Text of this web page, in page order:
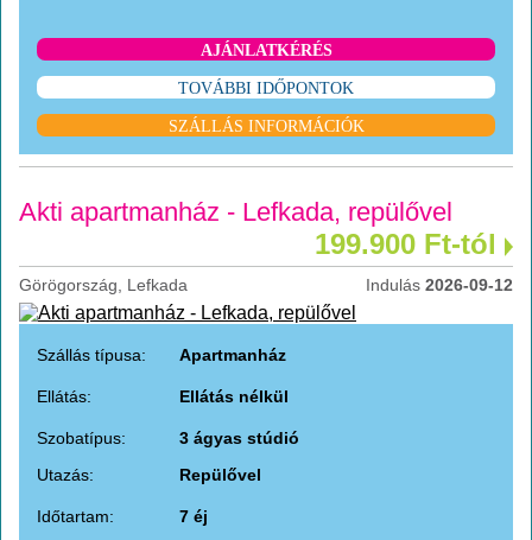
AJÁNLATKÉRÉS
TOVÁBBI IDŐPONTOK
SZÁLLÁS INFORMÁCIÓK
Akti apartmanház - Lefkada, repülővel
199.900 Ft-tól
Görögország, Lefkada Indulás 2026-09-12
Szállás típusa: Apartmanház
Ellátás: Ellátás nélkül
Szobatípus:
3 ágyas stúdió
Utazás:
Repülővel
Időtartam: 7 éj